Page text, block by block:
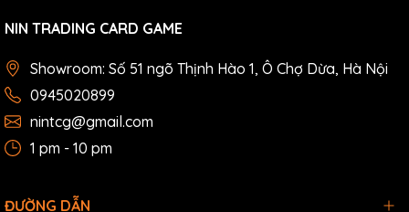
NIN TRADING CARD GAME
Showroom: Số 51 ngõ Thịnh Hào 1, Ô Chợ Dừa, Hà Nội
0945020899
nintcg@gmail.com
1 pm - 10 pm
ĐƯỜNG DẪN